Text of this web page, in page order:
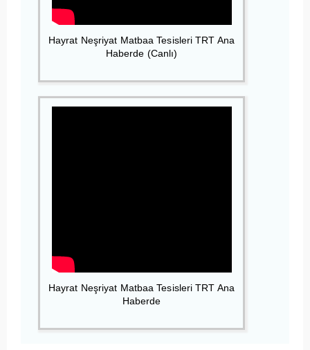
Hayrat Neşriyat Matbaa Tesisleri TRT Ana
Haberde (Canlı)
Hayrat Neşriyat Matbaa Tesisleri TRT Ana
Haberde